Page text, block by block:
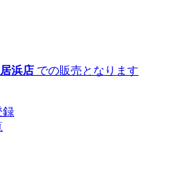
浜店 での販売となります
録